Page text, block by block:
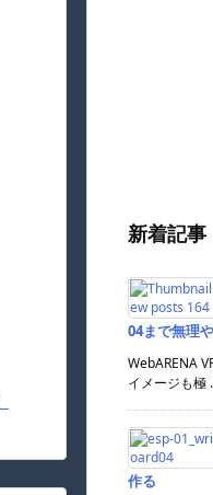
新着記事
04まで無理
WebARENA
イメージも極
作る